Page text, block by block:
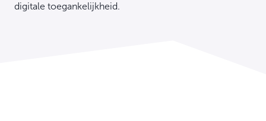
digitale toegankelijkheid.